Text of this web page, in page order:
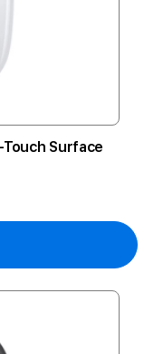
Surface